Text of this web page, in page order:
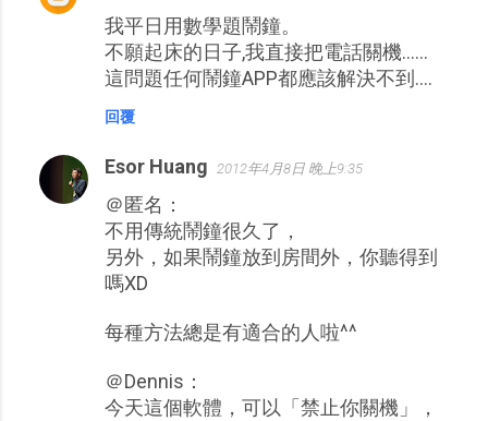
我平日用數學題鬧鐘。
不願起床的日子,我直接把電話關機......
這問題任何鬧鐘APP都應該解決不到....
回覆
Esor Huang 2012年4月8日 晚上9:35
＠匿名：
不用傳統鬧鐘很久了，
另外，如果鬧鐘放到房間外，你聽得到
嗎XD
每種方法總是有適合的人啦^^
＠Dennis：
今天這個軟體，可以「禁止你關機」，